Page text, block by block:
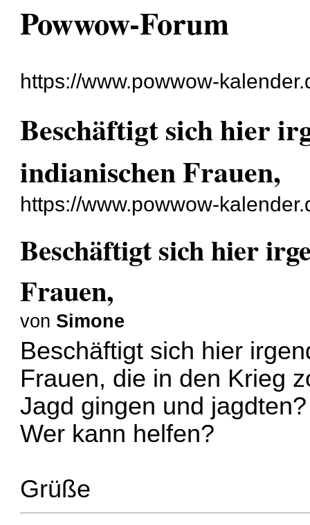
Powwow-Forum
https://www.powwow-
Beschäftigt sich hier
indianischen Frauen,
https://www.powwow-
Beschäftigt sich hier
Frauen,
von Simone
Beschäftigt sich hier
Frauen, die in den Krieg
Jagd gingen und jagdten?
Wer kann helfen?
Grüße